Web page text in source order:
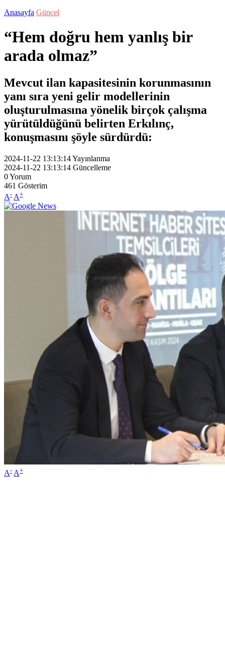
Anasayfa Güncel
“Hem doğru hem yanlış bir
arada olmaz”
Mevcut ilan kapasitesinin korunmasının
yanı sıra yeni gelir modellerinin
oluşturulmasına yönelik birçok çalışma
yürütüldüğünü belirten Erkılınç,
konuşmasını şöyle sürdürdü:
2024-11-22 13:13:14Yayınlanma
2024-11-22 13:13:14 Güncelleme
0Yorum
461 Gösterim
A- A+
A- A+